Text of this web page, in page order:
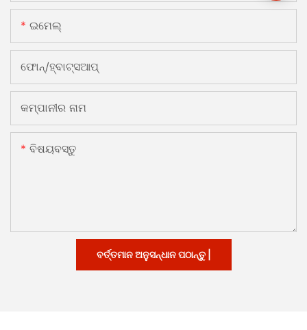
ଇମେଲ୍
ଫୋନ୍/ହ୍ବାଟ୍ସଆପ୍
କମ୍ପାନୀର ନାମ
ବିଷୟବସ୍ତୁ
ବର୍ତ୍ତମାନ ଅନୁସନ୍ଧାନ ପଠାନ୍ତୁ |